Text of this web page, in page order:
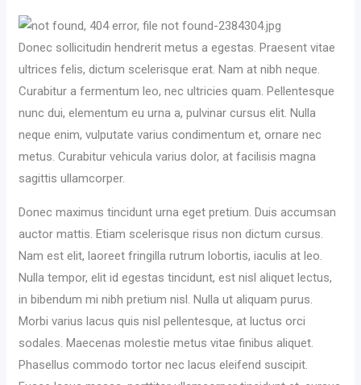
Donec sollicitudin hendrerit metus a egestas. Praesent vitae
ultrices felis, dictum scelerisque erat. Nam at nibh neque.
Curabitur a fermentum leo, nec ultricies quam. Pellentesque
nunc dui, elementum eu urna a, pulvinar cursus elit. Nulla
neque enim, vulputate varius condimentum et, ornare nec
metus. Curabitur vehicula varius dolor, at facilisis magna
sagittis ullamcorper.
Donec maximus tincidunt urna eget pretium. Duis accumsan
auctor mattis. Etiam scelerisque risus non dictum cursus.
Nam est elit, laoreet fringilla rutrum lobortis, iaculis at leo.
Nulla tempor, elit id egestas tincidunt, est nisl aliquet lectus,
in bibendum mi nibh pretium nisl. Nulla ut aliquam purus.
Morbi varius lacus quis nisl pellentesque, at luctus orci
sodales. Maecenas molestie metus vitae finibus aliquet.
Phasellus commodo tortor nec lacus eleifend suscipit.